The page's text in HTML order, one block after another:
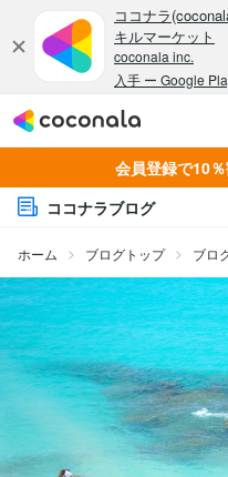
会員登録で10
ココナラブログ
ホーム ブログトップ ブロ